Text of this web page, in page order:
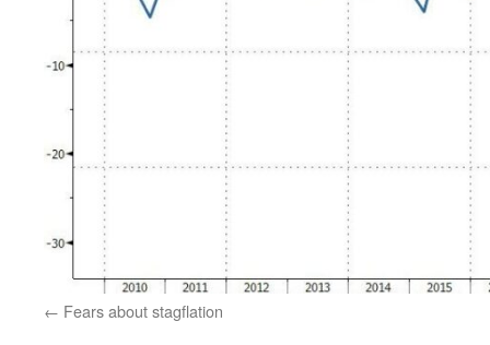
Fears about stagflation